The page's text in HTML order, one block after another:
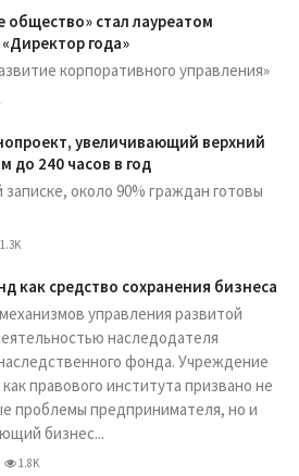
общество» стал лауреатом
года»
корпоративного управления»
увеличивающий верхний
до 240 часов в год
около 90% граждан готовы
1.3K
как средство сохранения бизнеса
управления развитой
наследодателя
фонда. Учреждение
правового института призвано не
проблемы предпринимателя, но и
бизнес...
1.8K